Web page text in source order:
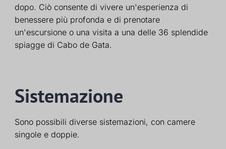
dopo. Ciò consente di vivere un'esperienza di
benessere più profonda e di prenotare
un'escursione o una visita a una delle 36 splendide
spiagge di Cabo de Gata.
Sistemazione
Sono possibili diverse sistemazioni, con camere
singole e doppie.